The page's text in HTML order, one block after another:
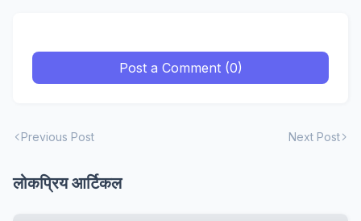
Post a Comment (0)
Previous Post Next Post
लोकप्रिय आर्टिकल